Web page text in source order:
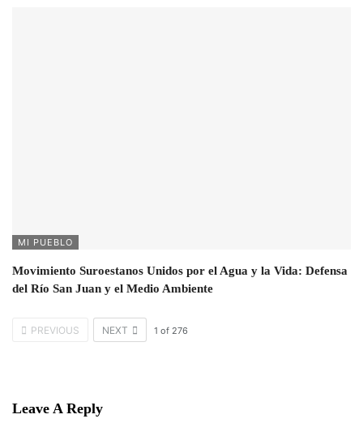
MI PUEBLO
Movimiento Suroestanos Unidos por el Agua y la Vida: Defensa
del Río San Juan y el Medio Ambiente
PREVIOUS NEXT 1 of 276
Leave A Reply